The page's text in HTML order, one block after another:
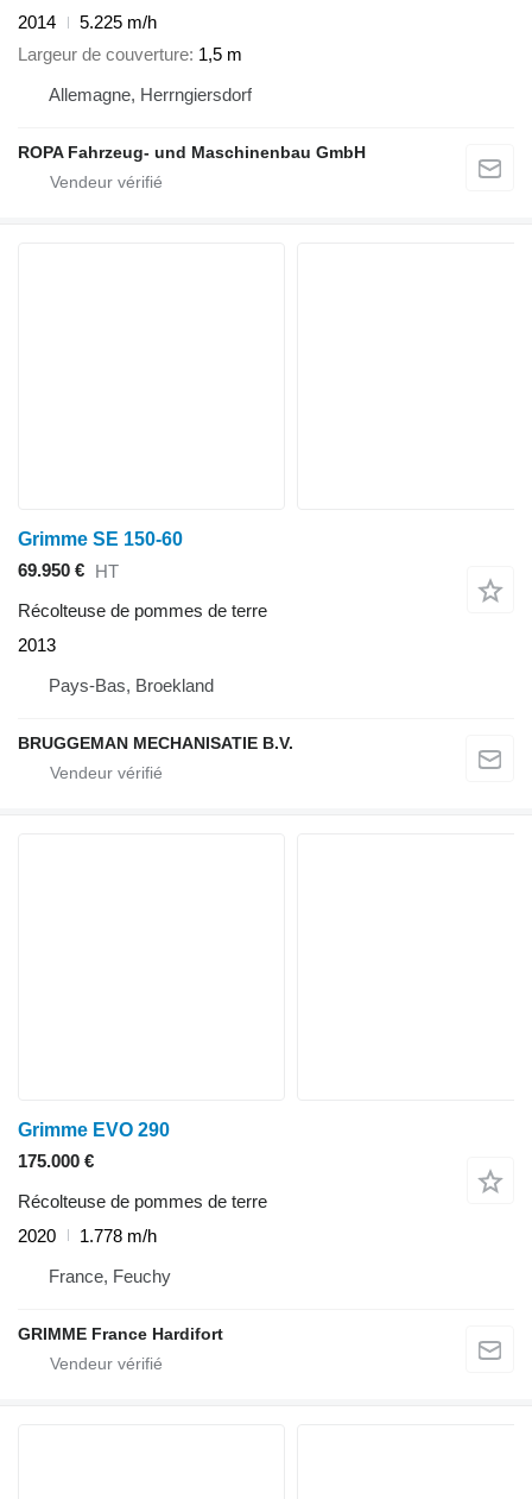
2014
5.225 m/h
Largeur de couverture 1,5 m
Allemagne, Herrngiersdorf
ROPA Fahrzeug- und Maschinenbau GmbH
Grimme SE 150-60
69.950 € HT
Récolteuse de pommes de terre
2013
Pays-Bas, Broekland
BRUGGEMAN MECHANISATIE B.V.
Grimme EVO 290
175.000 €
Récolteuse de pommes de terre
2020
1.778 m/h
France, Feuchy
GRIMME France Hardifort